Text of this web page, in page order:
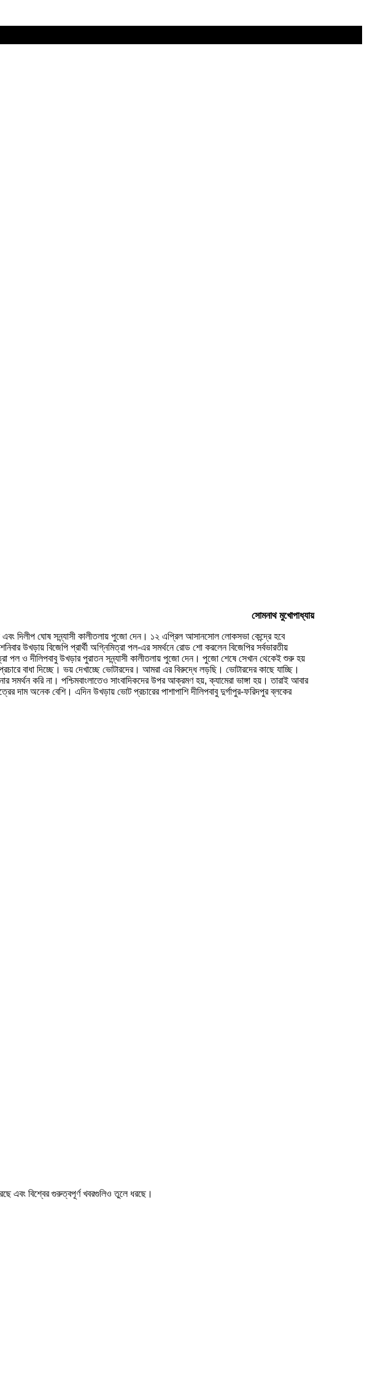
সোমনাথ মুখোপাধ্যায়
এবং দিলীপ ঘোষ সন্ন্যাসী কালীতলায় পুজো দেন। ১২ এপ্রিল আসানসোল লোকসভা কেন্দ্রে হবে
উখড়ায় বিজেপি প্রার্থী অগ্নিমিত্রা পল-এর সমর্থনে রোড শো করলেন বিজেপির সর্বভারতীয়
পল ও দীলিপবাবু উখড়ার পুরাতন সন্ন্যাসী কালীতলায় পুজো দেন। পুজো শেষে সেখান থেকেই শুরু হয়
বাধা দিচ্ছে। ভয় দেখাচ্ছে ভোটারদের। আমরা এর বিরুদ্ধে লড়ছি। ভোটারদের কাছে যাচ্ছি।
করি না। পশ্চিমবাংলাতেও সাংবাদিকদের উপর আক্রমণ হয়, ক্যামেরা ভাঙ্গা হয়। তারাই আবার
দাম অনেক বেশি। এদিন উখড়ায় ভোট প্রচারের পাশাপাশি দীলিপবাবু দুর্গাপুর-ফরিদপুর ব্লকের
এবং বিশ্বের গুরুত্বপূর্ণ খবরগুলিও তুলে ধরছে।